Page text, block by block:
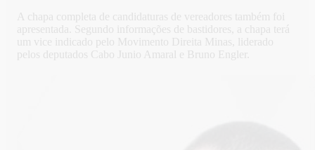
A chapa completa de candidaturas de vereadores também foi
apresentada. Segundo informações de bastidores, a chapa terá
um vice indicado pelo Movimento Direita Minas, liderado
pelos deputados Cabo Junio Amaral e Bruno Engler.